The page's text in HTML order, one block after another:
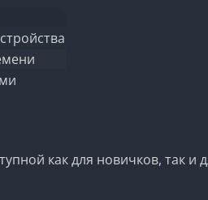
как для новичков, так